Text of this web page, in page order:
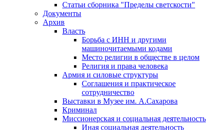
Статьи сборника "Пределы светскости"
Документы
Архив
Власть
Борьба с ИНН и другими
машиночитаемыми кодами
Место религии в обществе в целом
Религия и права человека
Армия и силовые структуры
Соглашения и практическое
сотрудничество
Выставки в Музее им. А.Сахарова
Криминал
Миссионерская и социальная деятельность
Иная социальная деятельность